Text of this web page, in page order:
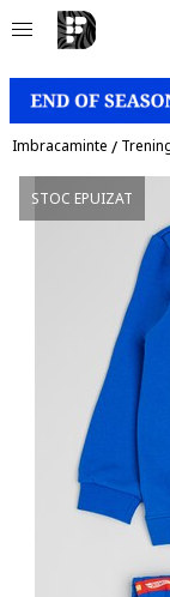
Imbracaminte /
STOC EPUIZAT